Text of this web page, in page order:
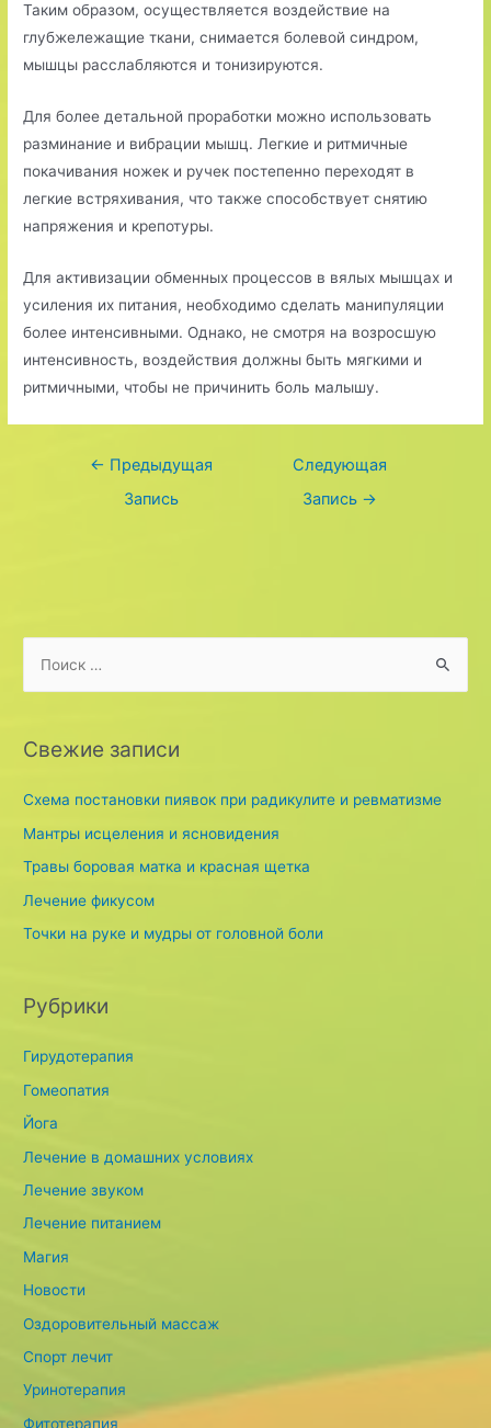
Таким образом, осуществляется воздействие на
глубжележащие ткани, снимается болевой синдром,
мышцы расслабляются и тонизируются.
Для более детальной проработки можно использовать
разминание и вибрации мышц. Легкие и ритмичные
покачивания ножек и ручек постепенно переходят в
легкие встряхивания, что также способствует снятию
напряжения и крепотуры.
Для активизации обменных процессов в вялых мышцах и
усиления их питания, необходимо сделать манипуляции
более интенсивными. Однако, не смотря на возросшую
интенсивность, воздействия должны быть мягкими и
ритмичными, чтобы не причинить боль малышу.
Навигация
← Предыдущая
Запись
Следующая
Запись →
r
h
f
o
Свежие записи
Схема постановки пиявок при радикулите и ревматизме
Мантры исцеления и ясновидения
Травы боровая матка и красная щетка
Лечение фикусом
Точки на руке и мудры от головной боли
Рубрики
Гирудотерапия
Гомеопатия
Йога
Лечение в домашних условиях
Лечение звуком
Лечение питанием
Магия
Новости
Оздоровительный массаж
Спорт лечит
Уринотерапия
Фитотерапия